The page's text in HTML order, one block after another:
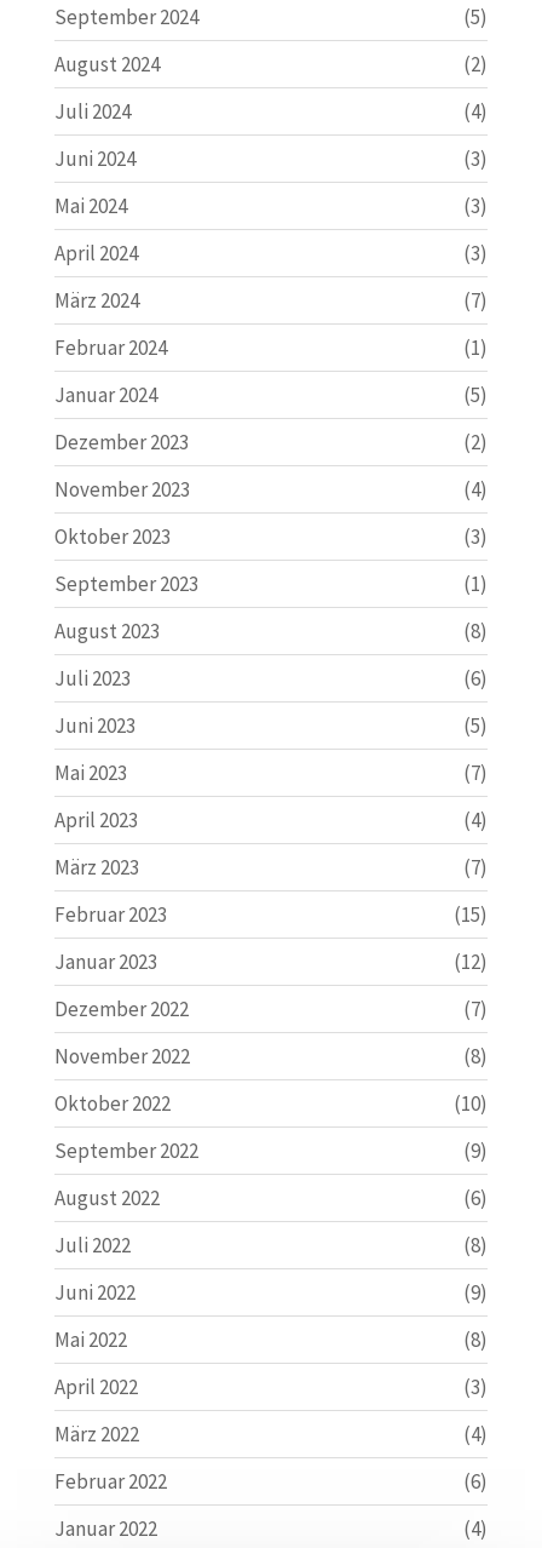
September 2024
(5)
August 2024
(2)
Juli 2024
(4)
Juni 2024
(3)
Mai 2024
(3)
April 2024
(3)
März 2024
(7)
Februar 2024
(1)
Januar 2024
(5)
Dezember 2023
(2)
November 2023
(4)
Oktober 2023
(3)
September 2023
(1)
August 2023
(8)
Juli 2023
(6)
Juni 2023
(5)
Mai 2023
(7)
April 2023
(4)
März 2023
(7)
Februar 2023
(15)
Januar 2023
(12)
Dezember 2022
(7)
November 2022
(8)
Oktober 2022
(10)
September 2022
(9)
August 2022
(6)
Juli 2022
(8)
Juni 2022
(9)
Mai 2022
(8)
April 2022
(3)
März 2022
(4)
Februar 2022
(6)
Januar 2022
(4)